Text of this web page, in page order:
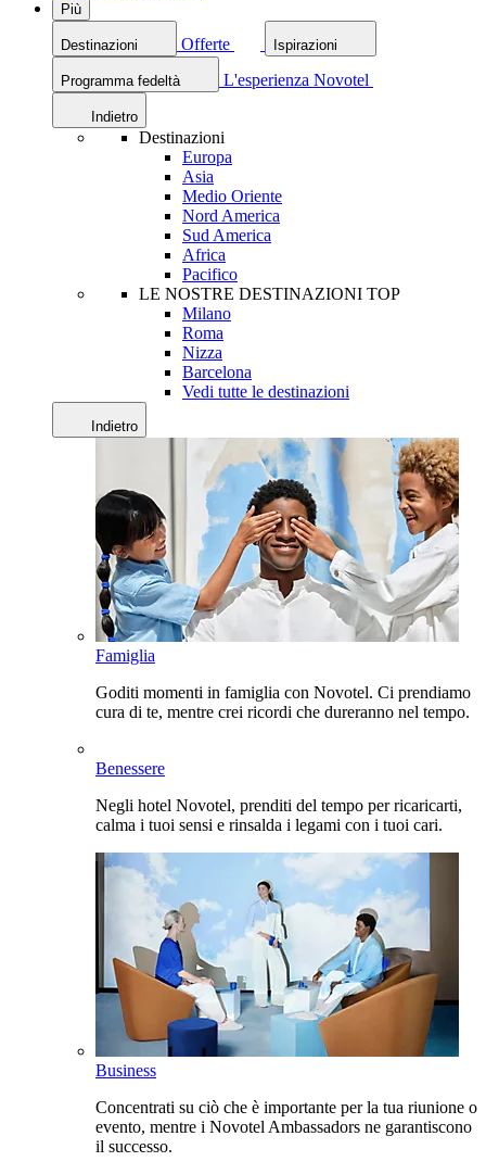
Più
Destinazioni Offerte Ispirazioni
Programma fedeltà L'esperienza Novotel
Indietro
Destinazioni
Europa
Asia
Medio Oriente
Nord America
Sud America
Africa
Pacifico
LE NOSTRE DESTINAZIONI TOP
Milano
Roma
Nizza
Barcelona
Vedi tutte le destinazioni
Indietro
Famiglia
Goditi momenti in famiglia con Novotel. Ci prendiamo
cura di te, mentre crei ricordi che dureranno nel tempo.
Benessere
Negli hotel Novotel, prenditi del tempo per ricaricarti,
calma i tuoi sensi e rinsalda i legami con i tuoi cari.
Business
Concentrati su ciò che è importante per la tua riunione o
evento, mentre i Novotel Ambassadors ne garantiscono
il successo.